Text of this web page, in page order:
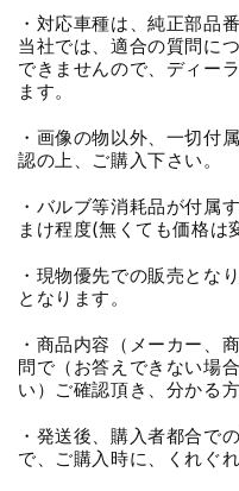
・対応車種は、純正部品
当社では、適合の質問に
できませんので、ディー
ます。
・画像の物以外、一切付
認の上、ご購入下さい。
・バルブ等消耗品が付属
まけ程度(無くても価格は
・現物優先での販売とな
となります。
・商品内容（メーカー、
問で（お答えできない場
い）ご確認頂き、分かる
・発送後、購入者都合で
で、ご購入時に、くれぐ